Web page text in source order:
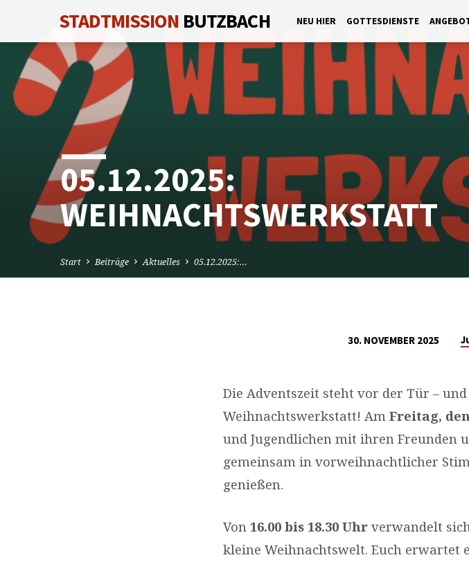
STADTMISSION BUTZBACH NEU HIER GOTTESDIENSTE
05.12.2025:
WEIHNACHTSWERKSTATT
Start Beiträge Aktuelles 05.12.2025:…
30. NOVEMBER 2025
Die Adventszeit steht vor der Tür –
Weihnachtswerkstatt! Am Freitag,
und Jugendlichen mit ihren Freunden
gemeinsam in vorweihnachtlicher
genießen.
Von 16.00 bis 18.30 Uhr verwandelt
kleine Weihnachtswelt. Euch erwartet